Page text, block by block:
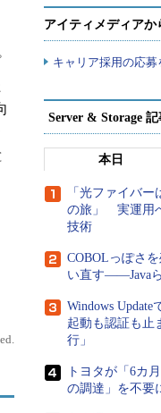
アイティメディアか
キャリア採用の応
Server & Storage
本日
「光ファイバ
の旅」 実運用
技術
COBOLっぽさ
い直す――Java
Windows
起動も認証も止
行」
トヨタが「6カ
の調達」を不